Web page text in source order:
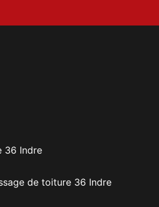
36 Indre
de toiture 36 Indre